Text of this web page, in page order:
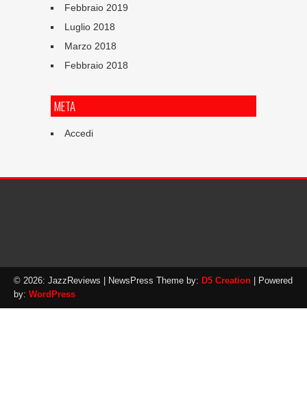
Febbraio 2019
Luglio 2018
Marzo 2018
Febbraio 2018
META
Accedi
© 2026: JazzReviews | NewsPress Theme by: D5 Creation | Powered
by: WordPress